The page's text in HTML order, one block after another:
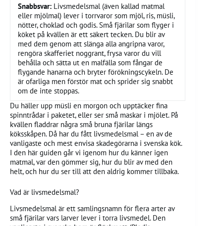
Snabbsvar: Livsmedelsmal (även kallad matmal
eller mjölmal) lever i torrvaror som mjöl, ris, müsli,
nötter, choklad och godis. Små fjärilar som flyger i
köket på kvällen är ett säkert tecken. Du blir av
med dem genom att slänga alla angripna varor,
rengöra skafferiet noggrant, frysa varor du vill
behålla och sätta ut en malfälla som fångar de
flygande hanarna och bryter förökningscykeln. De
är ofarliga men förstör mat och sprider sig snabbt
om de inte stoppas.
Du häller upp müsli en morgon och upptäcker fina
spinntrådar i paketet, eller ser små maskar i mjölet. På
kvällen fladdrar några små bruna fjärilar längs
köksskåpen. Då har du fått livsmedelsmal – en av de
vanligaste och mest envisa skadegörarna i svenska kök.
I den här guiden går vi igenom hur du känner igen
matmal, var den gömmer sig, hur du blir av med den
helt, och hur du ser till att den aldrig kommer tillbaka.
Vad är livsmedelsmal?
Livsmedelsmal är ett samlingsnamn för flera arter av
små fjärilar vars larver lever i torra livsmedel. Den